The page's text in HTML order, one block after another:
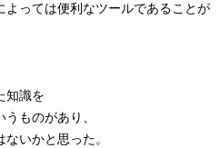
っては便利なツールであることが
知識を
ものがあり、
いかと思った。